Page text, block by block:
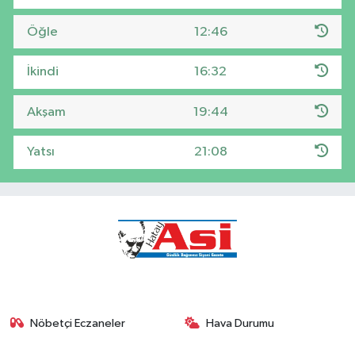
Öğle 12:46
İkindi 16:32
Akşam 19:44
Yatsı 21:08
Nöbetçi Eczaneler Hava Durumu